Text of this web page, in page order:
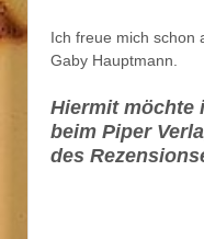
Ich freue mich schon
Gaby Hauptmann.
Hiermit möchte
beim Piper
des